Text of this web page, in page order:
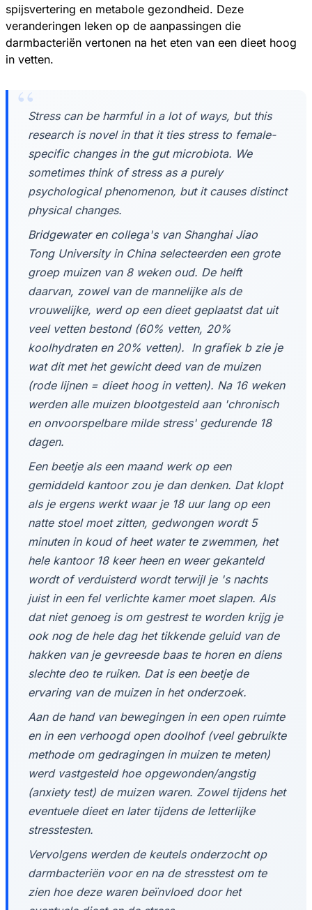
spijsvertering en metabole gezondheid. Deze
veranderingen leken op de aanpassingen die
darmbacteriën vertonen na het eten van een dieet hoog
in vetten.
Stress can be harmful in a lot of ways, but this
research is novel in that it ties stress to female-
specific changes in the gut microbiota. We
sometimes think of stress as a purely
psychological phenomenon, but it causes distinct
physical changes.
Bridgewater en collega's van Shanghai Jiao
Tong University in China selecteerden een grote
groep muizen van 8 weken oud. De helft
daarvan, zowel van de mannelijke als de
vrouwelijke, werd op een dieet geplaatst dat uit
veel vetten bestond (60% vetten, 20%
koolhydraten en 20% vetten). In grafiek b zie je
wat dit met het gewicht deed van de muizen
(rode lijnen = dieet hoog in vetten). Na 16 weken
werden alle muizen blootgesteld aan 'chronisch
en onvoorspelbare milde stress' gedurende 18
dagen.
Een beetje als een maand werk op een
gemiddeld kantoor zou je dan denken. Dat klopt
als je ergens werkt waar je 18 uur lang op een
natte stoel moet zitten, gedwongen wordt 5
minuten in koud of heet water te zwemmen, het
hele kantoor 18 keer heen en weer gekanteld
wordt of verduisterd wordt terwijl je 's nachts
juist in een fel verlichte kamer moet slapen. Als
dat niet genoeg is om gestrest te worden krijg je
ook nog de hele dag het tikkende geluid van de
hakken van je gevreesde baas te horen en diens
slechte deo te ruiken. Dat is een beetje de
ervaring van de muizen in het onderzoek.
Aan de hand van bewegingen in een open ruimte
en in een verhoogd open doolhof (veel gebruikte
methode om gedragingen in muizen te meten)
werd vastgesteld hoe opgewonden/angstig
(anxiety test) de muizen waren. Zowel tijdens het
eventuele dieet en later tijdens de letterlijke
stresstesten.
Vervolgens werden de keutels onderzocht op
darmbacteriën voor en na de stresstest om te
zien hoe deze waren beïnvloed door het